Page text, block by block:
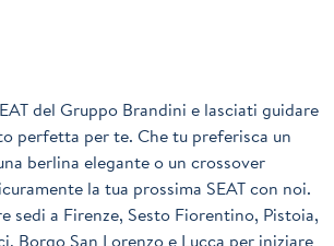
del Gruppo Brandini e lasciati guidare
perfetta per te. Che tu preferisca un
berlina elegante o un crossover
la tua prossima SEAT con noi.
sedi a Firenze, Sesto Fiorentino, Pistoia,
Borgo San Lorenzo e Lucca per iniziare